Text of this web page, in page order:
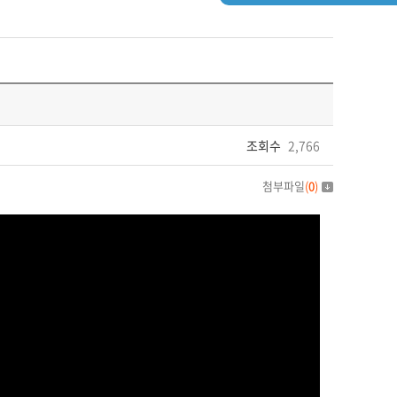
조회수 2,766
첨부파일(0)